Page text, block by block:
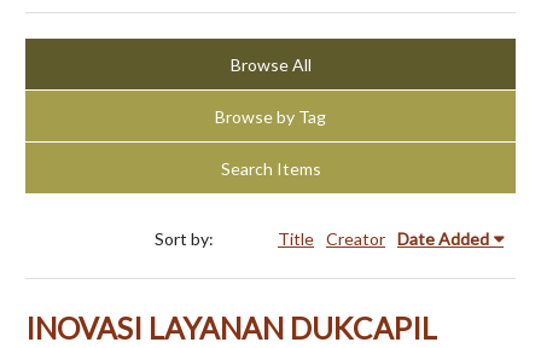
Browse All
Browse by Tag
Search Items
Sort by: Title Creator Date Added
INOVASI LAYANAN DUKCAPIL